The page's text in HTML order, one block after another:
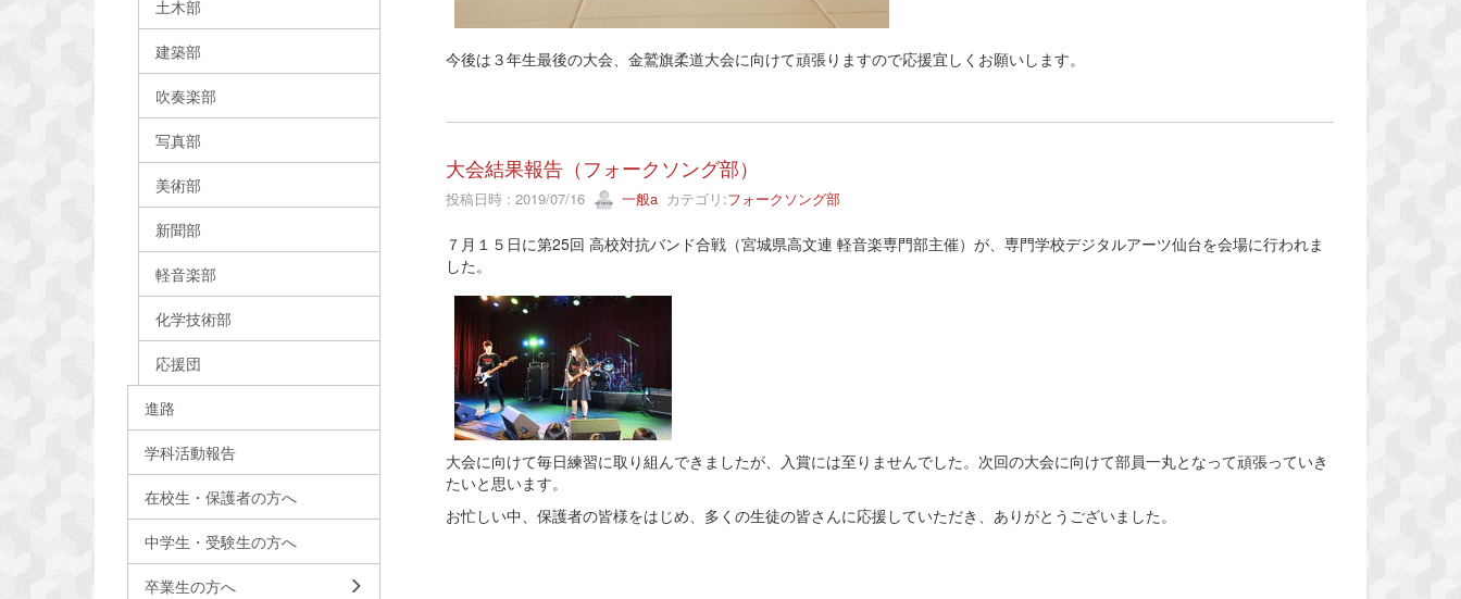
今後は３年生最後の大会、金鷲旗柔道大会に向けて頑張りますので応援宜しくお願いします。
大会結果報告（フォークソング部）
投稿日時 : 2019/07/16 一般aカテゴリ:フォークソング部
７月１５日に第25回 高校対抗バンド合戦（宮城県高文連 軽音楽専門部主催）が、専門学校デジタルアーツ仙台を会場に行われま
した。
大会に向けて毎日練習に取り組んできましたが、入賞には至りませんでした。次回の大会に向けて部員一丸となって頑張っていき
たいと思います。
お忙しい中、保護者の皆様をはじめ、多くの生徒の皆さんに応援していただき、ありがとうございました。
土木部
建築部
吹奏楽部
写真部
美術部
新聞部
軽音楽部
化学技術部
応援団
進路
学科活動報告
在校生・保護者の方へ
中学生・受験生の方へ
卒業生の方へ